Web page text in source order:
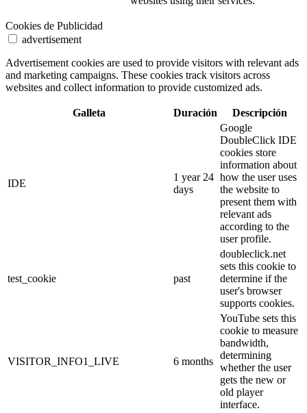
Cookies de Publicidad
advertisement
Advertisement cookies are used to provide visitors with relevant ads
and marketing campaigns. These cookies track visitors across
websites and collect information to provide customized ads.
Galleta Duración Descripción
IDE
1 year 24
days
Google
DoubleClick IDE
cookies store
information about
how the user uses
the website to
present them with
relevant ads
according to the
user profile.
test_cookie past
doubleclick.net
sets this cookie to
determine if the
user's browser
supports cookies.
VISITOR_INFO1_LIVE 6 months
YouTube sets this
cookie to measure
bandwidth,
determining
whether the user
gets the new or
old player
interface.